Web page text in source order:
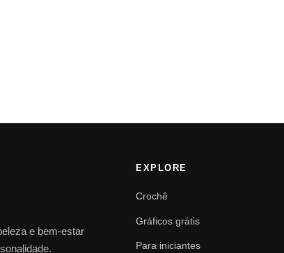
e bem-estar
EXPLORE
Crochê
Gráficos grátis
Para iniciantes